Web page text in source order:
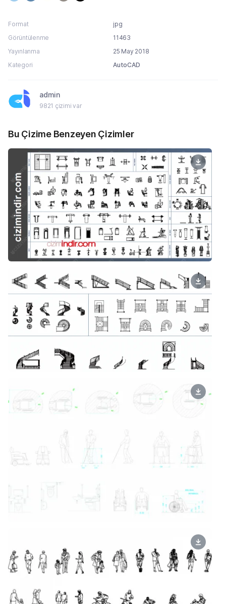
Format
jpg
Görüntülenme
11463
Yayınlanma
25 May 2018
Kategori
AutoCAD
admin
9821 çizimi var
Bu Çizime Benzeyen Çizimler